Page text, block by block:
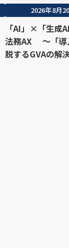
2026年8月
「AI」×「生成
法務AX 〜「導
脱するGVAの解